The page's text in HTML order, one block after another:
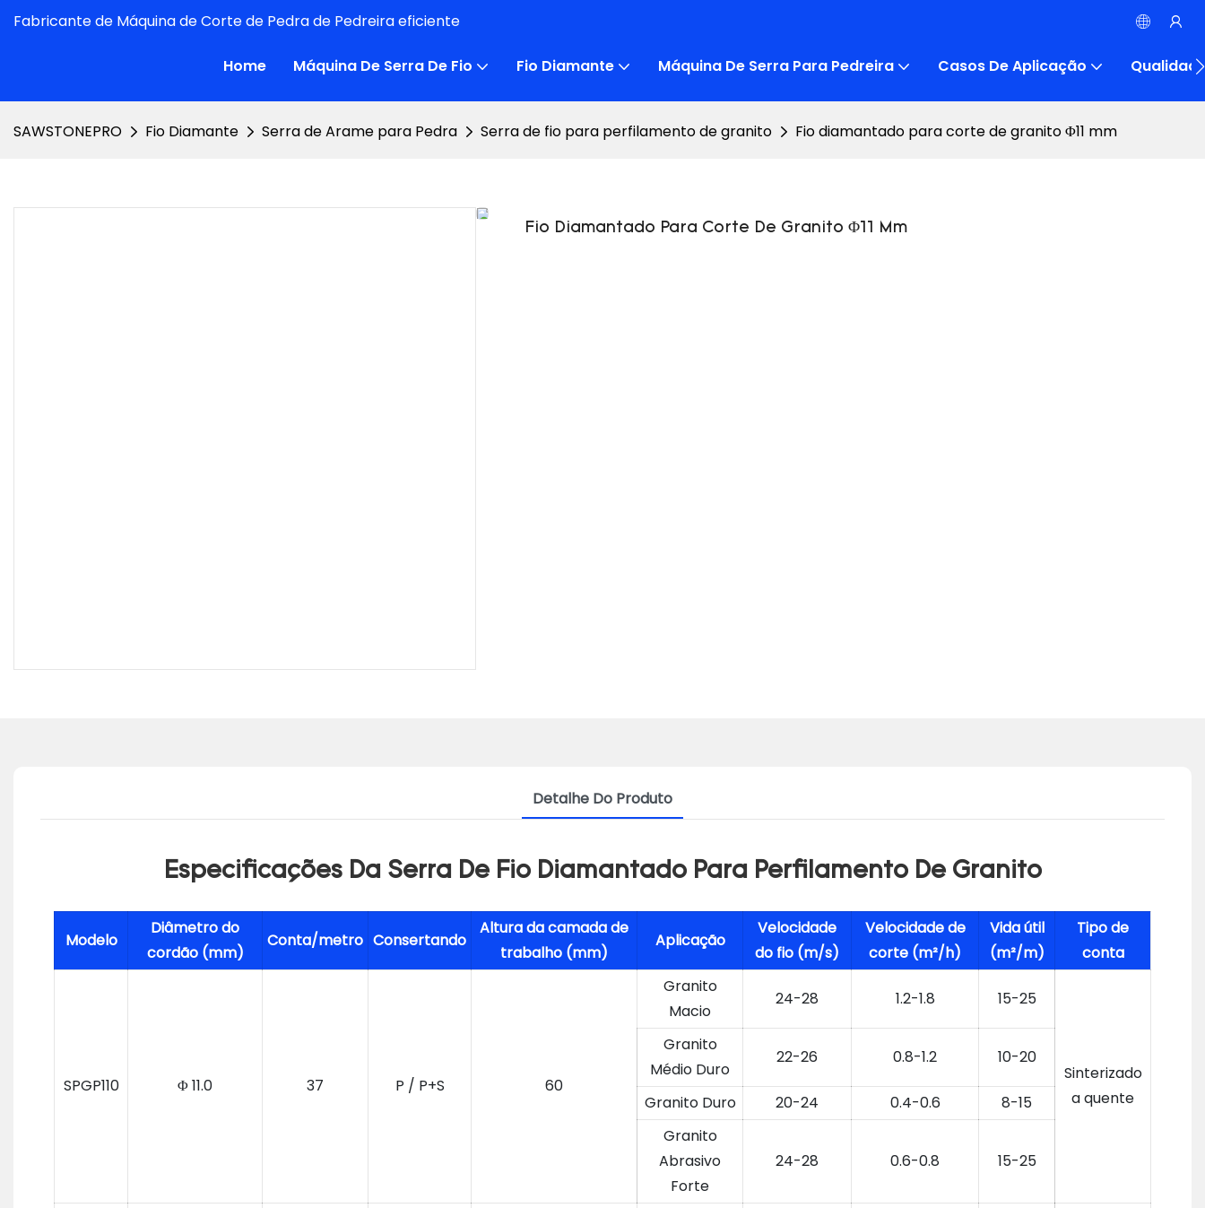
Fabricante de Máquina de Corte de Pedra de Pedreira eficiente
Home Máquina De Serra De Fio Fio Diamante Máquina De Serra Para Pedreira Casos De Aplicação
SAWSTONEPRO Fio Diamante Serra de Arame para Pedra Serra de fio para perfilamento de granito Fio diamantado para corte de granito Φ11 mm
Fio Diamantado Para Corte De Granito Φ11 Mm
Detalhe Do Produto
Especificações Da Serra De Fio Diamantado Para Perfilamento De Granito
Modelo
Diâmetro do
cordão (mm)
Conta/metro Consertando
Altura da camada de
trabalho (mm)
Aplicação
Velocidade
do fio (m/s)
Velocidade de
corte (m²/h)
Vida útil
(m²/m)
Tipo de
conta
SPGP110 Φ 11.0 37 P / P+S 60
Granito
Macio
24-28 1.2-1.8 15-25
Sinterizado
a quente
Granito
Médio Duro
22-26 0.8-1.2 10-20
Granito Duro 20-24 0.4-0.6
8-15
Granito
Abrasivo
Forte
24-28 0.6-0.8 15-25